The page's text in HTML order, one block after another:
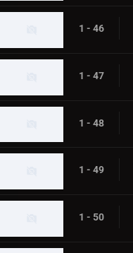
1 - 46
1 - 47
1 - 48
1 - 49
1 - 50